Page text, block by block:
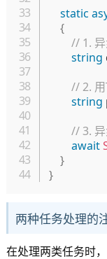
static
{
// 1. 异
string
// 2.
string
// 3. 异
await
}
}
两种任务处理的
在处理两类任务时